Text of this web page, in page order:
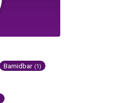
Bamidbar (1)